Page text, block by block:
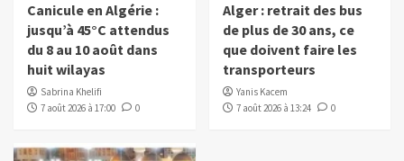
Canicule en Algérie :
jusqu’à 45°C attendus
du 8 au 10 août dans
huit wilayas
Sabrina Khelifi
7 août 2026 à 17:00
0
Alger : retrait des bus
de plus de 30 ans, ce
que doivent faire les
transporteurs
Yanis Kacem
7 août 2026 à 13:24
0